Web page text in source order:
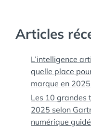
Articles
L’intelligence
quelle place
marque en 2025
Les 10 grandes
2025 selon
numérique